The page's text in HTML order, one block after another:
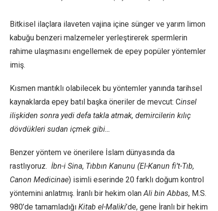
Bitkisel ilaçlara ilaveten vajina içine sünger ve yarım limon
kabuğu benzeri malzemeler yerleştirerek spermlerin
rahime ulaşmasını engellemek de epey popüler yöntemler
imiş.
Kısmen mantıklı olabilecek bu yöntemler yanında tarihsel
kaynaklarda epey batıl başka öneriler de mevcut: Cinsel
ilişkiden sonra yedi defa takla atmak, demircilerin kılıç
dövdükleri sudan içmek gibi…
Benzer yöntem ve önerilere İslam dünyasında da
rastlıyoruz. İbn-i Sina, Tıbbın Kanunu (El-Kanun fi’t-Tıb,
Canon Medicinae) isimli eserinde 20 farklı doğum kontrol
yöntemini anlatmış. İranlı bir hekim olan Ali bin Abbas, M.S.
980’de tamamladığı Kitab el-Maliki’de, gene İranlı bir hekim